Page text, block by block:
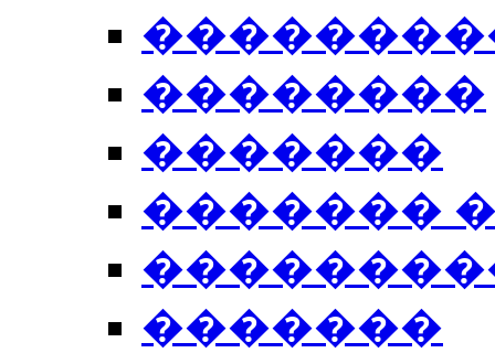
��������
�������
�������
�������